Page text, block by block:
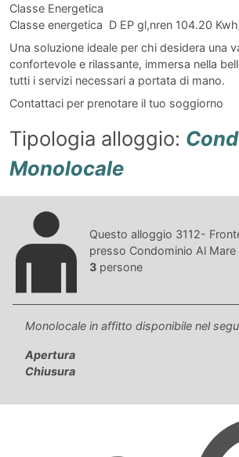
Classe Energetica
Classe energetica D EP gl,nren 104.20
Una soluzione ideale per chi desidera una
confortevole e rilassante, immersa nella
tutti i servizi necessari a portata di mano.
Contattaci per prenotare il tuo soggiorno
Tipologia alloggio:
Monolocale
Questo alloggio 3112-
presso Condominio Al
3 persone
Monolocale in affitto disponibile nel
Apertura
Chiusura